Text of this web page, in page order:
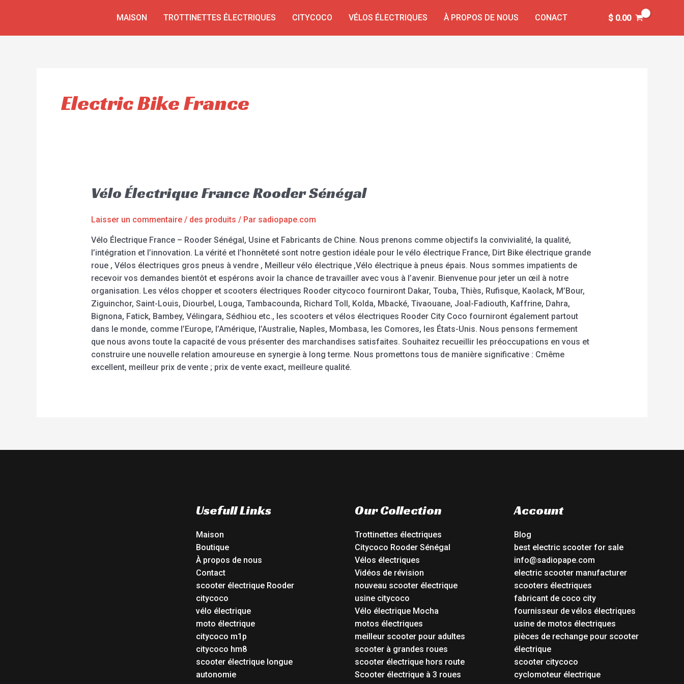
MAISON TROTTINETTES ÉLECTRIQUES CITYCOCO VÉLOS ÉLECTRIQUES À PROPOS DE NOUS CONACT $0.00
Electric Bike France
Vélo Électrique France Rooder Sénégal
Laisser un commentaire / des produits / Par sadiopape.com
Vélo Électrique France – Rooder Sénégal, Usine et Fabricants de Chine. Nous prenons comme objectifs la convivialité, la qualité,
l’intégration et l’innovation. La vérité et l’honnêteté sont notre gestion idéale pour le vélo électrique France, Dirt Bike électrique grande
roue , Vélos électriques gros pneus à vendre , Meilleur vélo électrique ,Vélo électrique à pneus épais. Nous sommes impatients de
recevoir vos demandes bientôt et espérons avoir la chance de travailler avec vous à l’avenir. Bienvenue pour jeter un œil à notre
organisation. Les vélos chopper et scooters électriques Rooder citycoco fourniront Dakar, Touba, Thiès, Rufisque, Kaolack, M’Bour,
Ziguinchor, Saint-Louis, Diourbel, Louga, Tambacounda, Richard Toll, Kolda, Mbacké, Tivaouane, Joal-Fadiouth, Kaffrine, Dahra,
Bignona, Fatick, Bambey, Vélingara, Sédhiou etc., les scooters et vélos électriques Rooder City Coco fourniront également partout
dans le monde, comme l’Europe, l’Amérique, l’Australie, Naples, Mombasa, les Comores, les États-Unis. Nous pensons fermement
que nous avons toute la capacité de vous présenter des marchandises satisfaites. Souhaitez recueillir les préoccupations en vous et
construire une nouvelle relation amoureuse en synergie à long terme. Nous promettons tous de manière significative : Cmême
excellent, meilleur prix de vente ; prix de vente exact, meilleure qualité.
Usefull Links
Maison
Boutique
À propos de nous
Contact
scooter électrique Rooder
citycoco
vélo électrique
moto électrique
citycoco m1p
citycoco hm8
scooter électrique longue
autonomie
Our Collection
Trottinettes électriques
Citycoco Rooder Sénégal
Vélos électriques
Vidéos de révision
nouveau scooter électrique
usine citycoco
Vélo électrique Mocha
motos électriques
meilleur scooter pour adultes
scooter à grandes roues
scooter électrique hors route
Scooter électrique à 3 roues
Account
Blog
best electric scooter for sale
info@sadiopape.com
electric scooter manufacturer
scooters électriques
fabricant de coco city
fournisseur de vélos électriques
usine de motos électriques
pièces de rechange pour scooter
électrique
scooter citycoco
cyclomoteur électrique